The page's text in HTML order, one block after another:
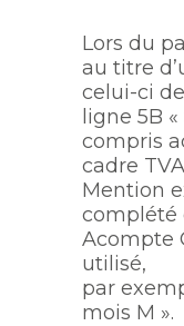
Lors du
au titre
celui-ci
ligne 5B
compris
cadre
Mention
complété
Acompte
utilisé,
par
mois M ».